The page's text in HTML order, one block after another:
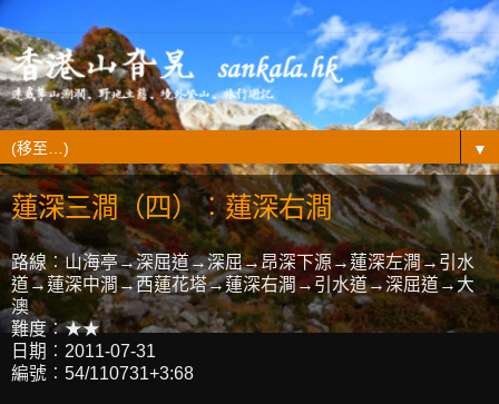
▼
蓮深三澗（四）︰蓮深右澗
路線︰山海亭→深屈道→深屈→昂深下源→蓮深左澗→引水
道→蓮深中澗→西蓮花塔→蓮深右澗→引水道→深屈道→大
澳
難度︰★★
日期︰2011-07-31
編號︰54/110731+3:68